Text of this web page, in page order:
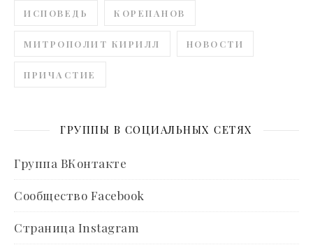
ИСПОВЕДЬ КОРЕПАНОВ
МИТРОПОЛИТ КИРИЛЛ НОВОСТИ
ПРИЧАСТИЕ
ГРУППЫ В СОЦИАЛЬНЫХ СЕТЯХ
Группа ВКонтакте
Сообщество Facebook
Страница Instagram